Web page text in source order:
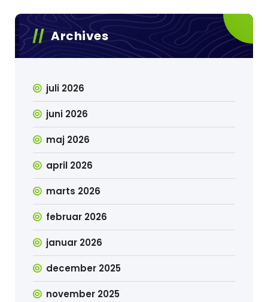
Archives
juli 2026
juni 2026
maj 2026
april 2026
marts 2026
februar 2026
januar 2026
december 2025
november 2025